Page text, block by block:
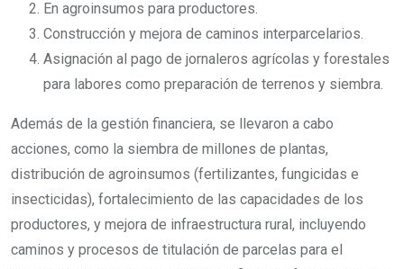
En agroinsumos para productores.
Construcción y mejora de caminos interparcelarios.
Asignación al pago de jornaleros agrícolas y forestales
para labores como preparación de terrenos y siembra.
Además de la gestión financiera, se llevaron a cabo
acciones, como la siembra de millones de plantas,
distribución de agroinsumos (fertilizantes, fungicidas e
insecticidas), fortalecimiento de las capacidades de los
productores, y mejora de infraestructura rural, incluyendo
caminos y procesos de titulación de parcelas para el